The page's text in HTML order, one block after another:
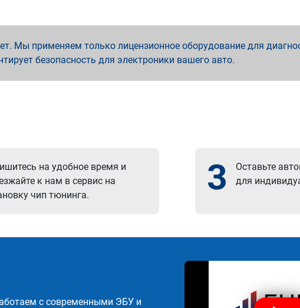
Мы применяем только лицензионное оборудование для
безопасность для электроники вашего авто.
на удобное время и
к нам в сервис на
чип тюнинга.
3
Оставьте
для
с современными ЭБУ и